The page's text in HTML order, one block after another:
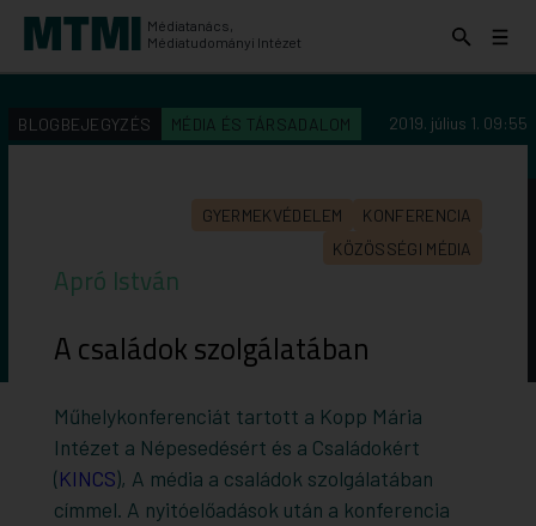
Médiatanács,
Médiatudományi Intézet
KERESÉS AZ INTÉZET ANYAGAI KÖZÖTT
indítása
Keresés
Menü
BLOGBEJEGYZÉS MÉDIA ÉS TÁRSADALOM 2019. július 1. 09:55
Apró István
GYERMEKVÉDELEM
KONFERENCIA
KÖZÖSSÉGI MÉDIA
A családok szolgálatában
Műhelykonferenciát tartott a Kopp Mária
Intézet a Népesedésért és a Családokért
(KINCS), A média a családok szolgálatában
címmel. A nyitóelőadások után a konferencia